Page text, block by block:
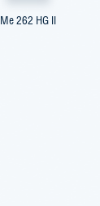
Me 262 HG II